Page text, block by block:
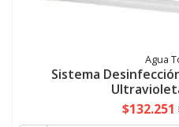
Agua
Sistema
$132.251